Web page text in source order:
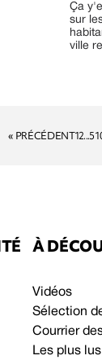
Ça
sur
ville
« PRÉCÉDENT12...
À
Vidéos
Sélection
Courrier
Les plus lus